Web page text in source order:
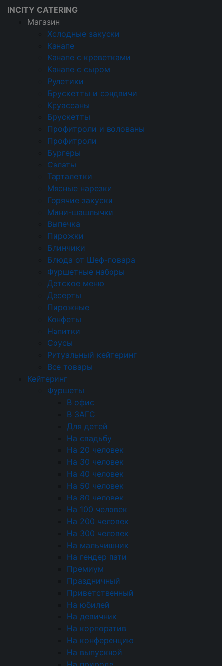
INCITY CATERING
Магазин
Холодные закуски
Канапе
Канапе с креветками
Канапе с сыром
Рулетики
Брускетты и сэндвичи
Круассаны
Брускетты
Профитроли и волованы
Профитроли
Бургеры
Салаты
Тарталетки
Мясные нарезки
Горячие закуски
Мини-шашлычки
Выпечка
Пирожки
Блинчики
Блюда от Шеф-повара
Фуршетные наборы
Детское меню
Десерты
Пирожные
Конфеты
Напитки
Соусы
Ритуальный кейтеринг
Все товары
Кейтеринг
Фуршеты
В офис
В ЗАГС
Для детей
На свадьбу
На 20 человек
На 30 человек
На 40 человек
На 50 человек
На 80 человек
На 100 человек
На 200 человек
На 300 человек
На мальчишник
На гендер пати
Премиум
Праздничный
Приветственный
На юбилей
На девичник
На корпоратив
На конференцию
На выпускной
На природе
Кейтеринговая компания
Напитки
Холодные закуски
Канапе с креветками
Канапе с сыром
Рулетики
Брускетты и сэндвичи
Круассаны
Брускетты
Профитроли и волованы
Профитроли
Бургеры
Тарталетки
Мясные нарезки
Горячие закуски
Мини-шашлычки
Блюда от Шеф-повара
Фуршетные наборы
Детское меню
Ритуальный кейтеринг